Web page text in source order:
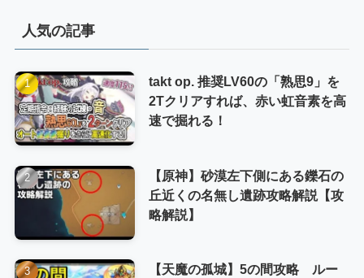
ー
人気の記事
takt op. 推奨LV60の「熟思9」を
2Tクリアすれば、赤い虹音素を高
速で掘れる！
【原神】砂漠左下側にある鑠石の
丘近くの名無し遺跡攻略解説【攻
略解説】
【天魔の孤城】5の間攻略 ルー